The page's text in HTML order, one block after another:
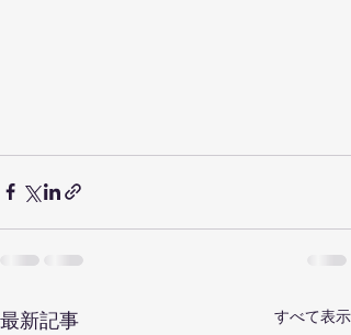
最新記事 すべて表示